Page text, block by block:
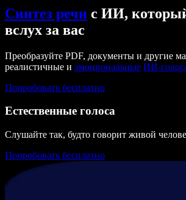
Синтез речи с ИИ,
вслух за вас
Преобразуйте PDF, документы и другие
реалистичные и эмоциональные ИИ-
Попробовать бесплатно
Естественные голоса
Слушайте так, будто говорит живой
Попробовать бесплатно